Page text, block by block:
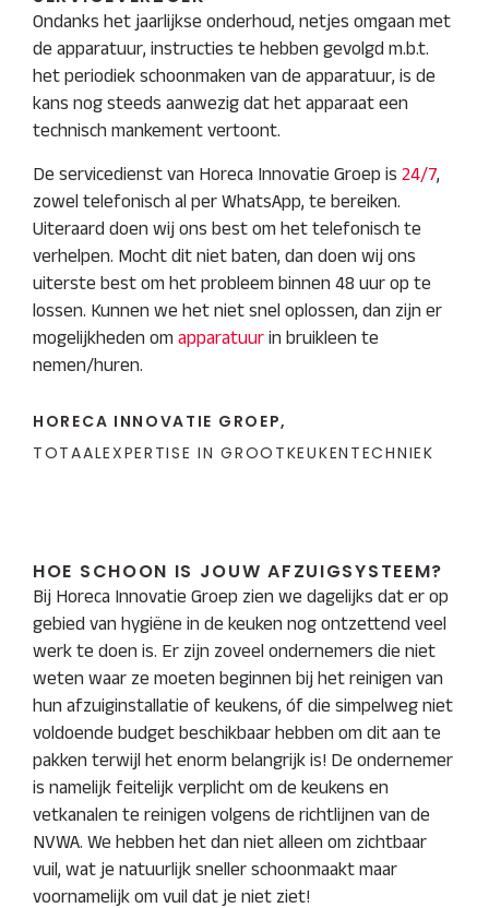
Ondanks het jaarlijkse onderhoud, netjes omgaan met
de apparatuur, instructies te hebben gevolgd m.b.t.
het periodiek schoonmaken van de apparatuur, is de
kans nog steeds aanwezig dat het apparaat een
technisch mankement vertoont.
De servicedienst van Horeca Innovatie Groep is 24/7,
zowel telefonisch al per WhatsApp, te bereiken.
Uiteraard doen wij ons best om het telefonisch te
verhelpen. Mocht dit niet baten, dan doen wij ons
uiterste best om het probleem binnen 48 uur op te
lossen. Kunnen we het niet snel oplossen, dan zijn er
mogelijkheden om apparatuur in bruikleen te
nemen/huren.
HORECA INNOVATIE GROEP,
TOTAALEXPERTISE IN GROOTKEUKENTECHNIEK
HOE SCHOON IS JOUW AFZUIGSYSTEEM?
Bij Horeca Innovatie Groep zien we dagelijks dat er op
gebied van hygiëne in de keuken nog ontzettend veel
werk te doen is. Er zijn zoveel ondernemers die niet
weten waar ze moeten beginnen bij het reinigen van
hun afzuiginstallatie of keukens, óf die simpelweg niet
voldoende budget beschikbaar hebben om dit aan te
pakken terwijl het enorm belangrijk is! De ondernemer
is namelijk feitelijk verplicht om de keukens en
vetkanalen te reinigen volgens de richtlijnen van de
NVWA. We hebben het dan niet alleen om zichtbaar
vuil, wat je natuurlijk sneller schoonmaakt maar
voornamelijk om vuil dat je niet ziet!